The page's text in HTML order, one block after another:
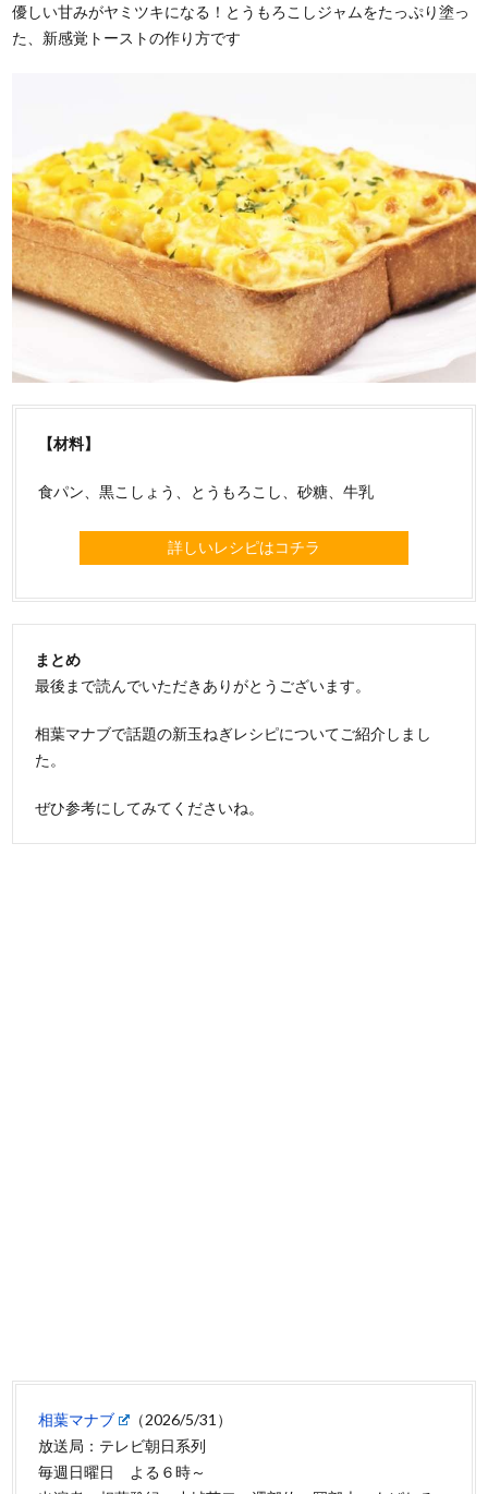
優しい甘みがヤミツキになる！とうもろこしジャムをたっぷり塗っ
た、新感覚トーストの作り方です
【材料】
食パン、黒こしょう、とうもろこし、砂糖、牛乳
詳しいレシピはコチラ
まとめ
最後まで読んでいただきありがとうございます。
相葉マナブで話題の新玉ねぎレシピについてご紹介しまし
た。
ぜひ参考にしてみてくださいね。
相葉マナブ
（2026/5/31）
放送局：テレビ朝日系列
毎週日曜日 よる６時～